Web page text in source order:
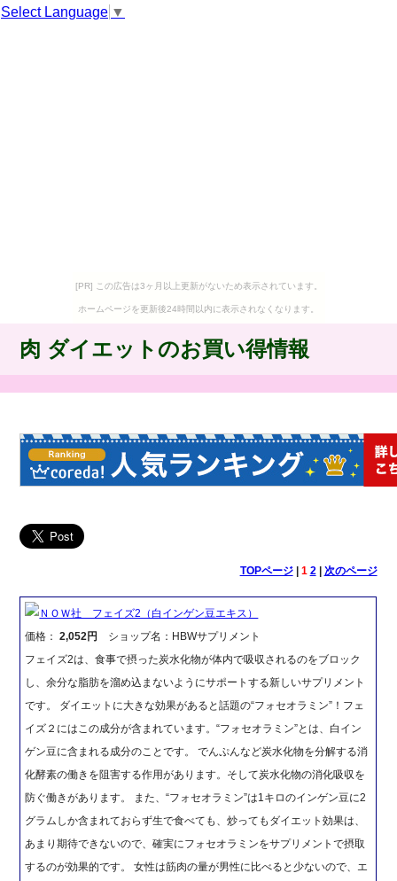
Select Language ▼
[PR] この広告は3ヶ月以上更新がないため表示されています。
ホームページを更新後24時間以内に表示されなくなります。
肉 ダイエットのお買い得情報
TOPページ| 1 2| 次のページ
ＮＯＷ社 フェイズ2（白インゲン豆エキス）
価格：2,052円
ショップ名：HBWサプリメント
フェイズ2は、食事で摂った炭水化物が体内で吸収されるのをブロック
し、余分な脂肪を溜め込まないようにサポートする新しいサプリメント
です。 ダイエットに大きな効果があると話題の“フォセオラミン”！フェ
イズ２にはこの成分が含まれています。“フォセオラミン”とは、白イン
ゲン豆に含まれる成分のことです。 でんぷんなど炭水化物を分解する消
化酵素の働きを阻害する作用があります。そして炭水化物の消化吸収を
防ぐ働きがあります。 また、“フォセオラミン”は1キロのインゲン豆に2
グラムしか含まれておらず生で食べても、炒ってもダイエット効果は、
あまり期待できないので、確実にフォセオラミンをサプリメントで摂取
するのが効果的です。 女性は筋肉の量が男性に比べると少ないので、エ